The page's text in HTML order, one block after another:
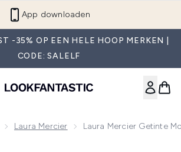
App downloaden
-35% OP EEN HELE HOOP MERKEN |
CODE: SALELF
Laura Mercier Laura Mercier Getinte